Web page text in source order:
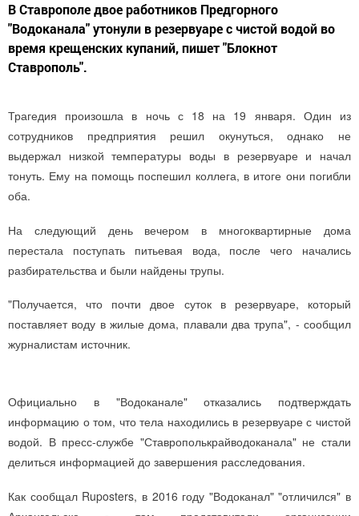
В Ставрополе двое работников Предгорного
"Водоканала" утонули в резервуаре с чистой водой во
время крещенских купаний, пишет "Блокнот
Ставрополь".
Трагедия произошла в ночь с 18 на 19 января. Один из
сотрудников предприятия решил окунуться, однако не
выдержал низкой температуры воды в резервуаре и начал
тонуть. Ему на помощь поспешил коллега, в итоге они погибли
оба.
На следующий день вечером в многоквартирные дома
перестала поступать питьевая вода, после чего начались
разбирательства и были найдены трупы.
"Получается, что почти двое суток в резервуаре, который
поставляет воду в жилые дома, плавали два трупа", - сообщил
журналистам источник.
Официально в "Водоканале" отказались подтверждать
информацию о том, что тела находились в резервуаре с чистой
водой. В пресс-службе "Ставрополькрайводоканала" не стали
делиться информацией до завершения расследования.
Как сообщал Ruposters, в 2016 году "Водоканал" "отличился" в